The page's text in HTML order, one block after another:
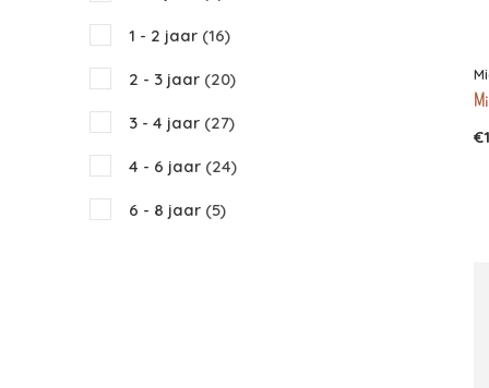
1 - 2 jaar (16)
2 - 3 jaar (20)
3 - 4 jaar (27)
4 - 6 jaar (24)
6 - 8 jaar (5)